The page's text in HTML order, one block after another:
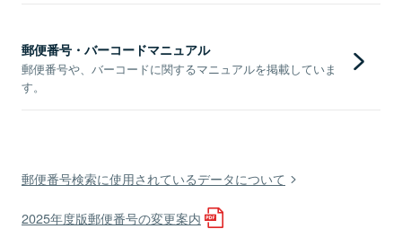
郵便番号・バーコードマニュアル
郵便番号や、バーコードに関するマニュアルを掲載していま
す。
郵便番号検索に使用されているデータについて
2025年度版郵便番号の変更案内